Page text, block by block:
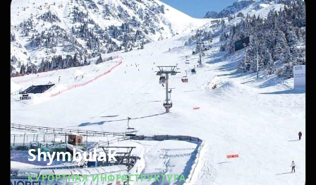
Shymbulak
КУРОРТНАЯ ИНФРАСТРУКТУРА